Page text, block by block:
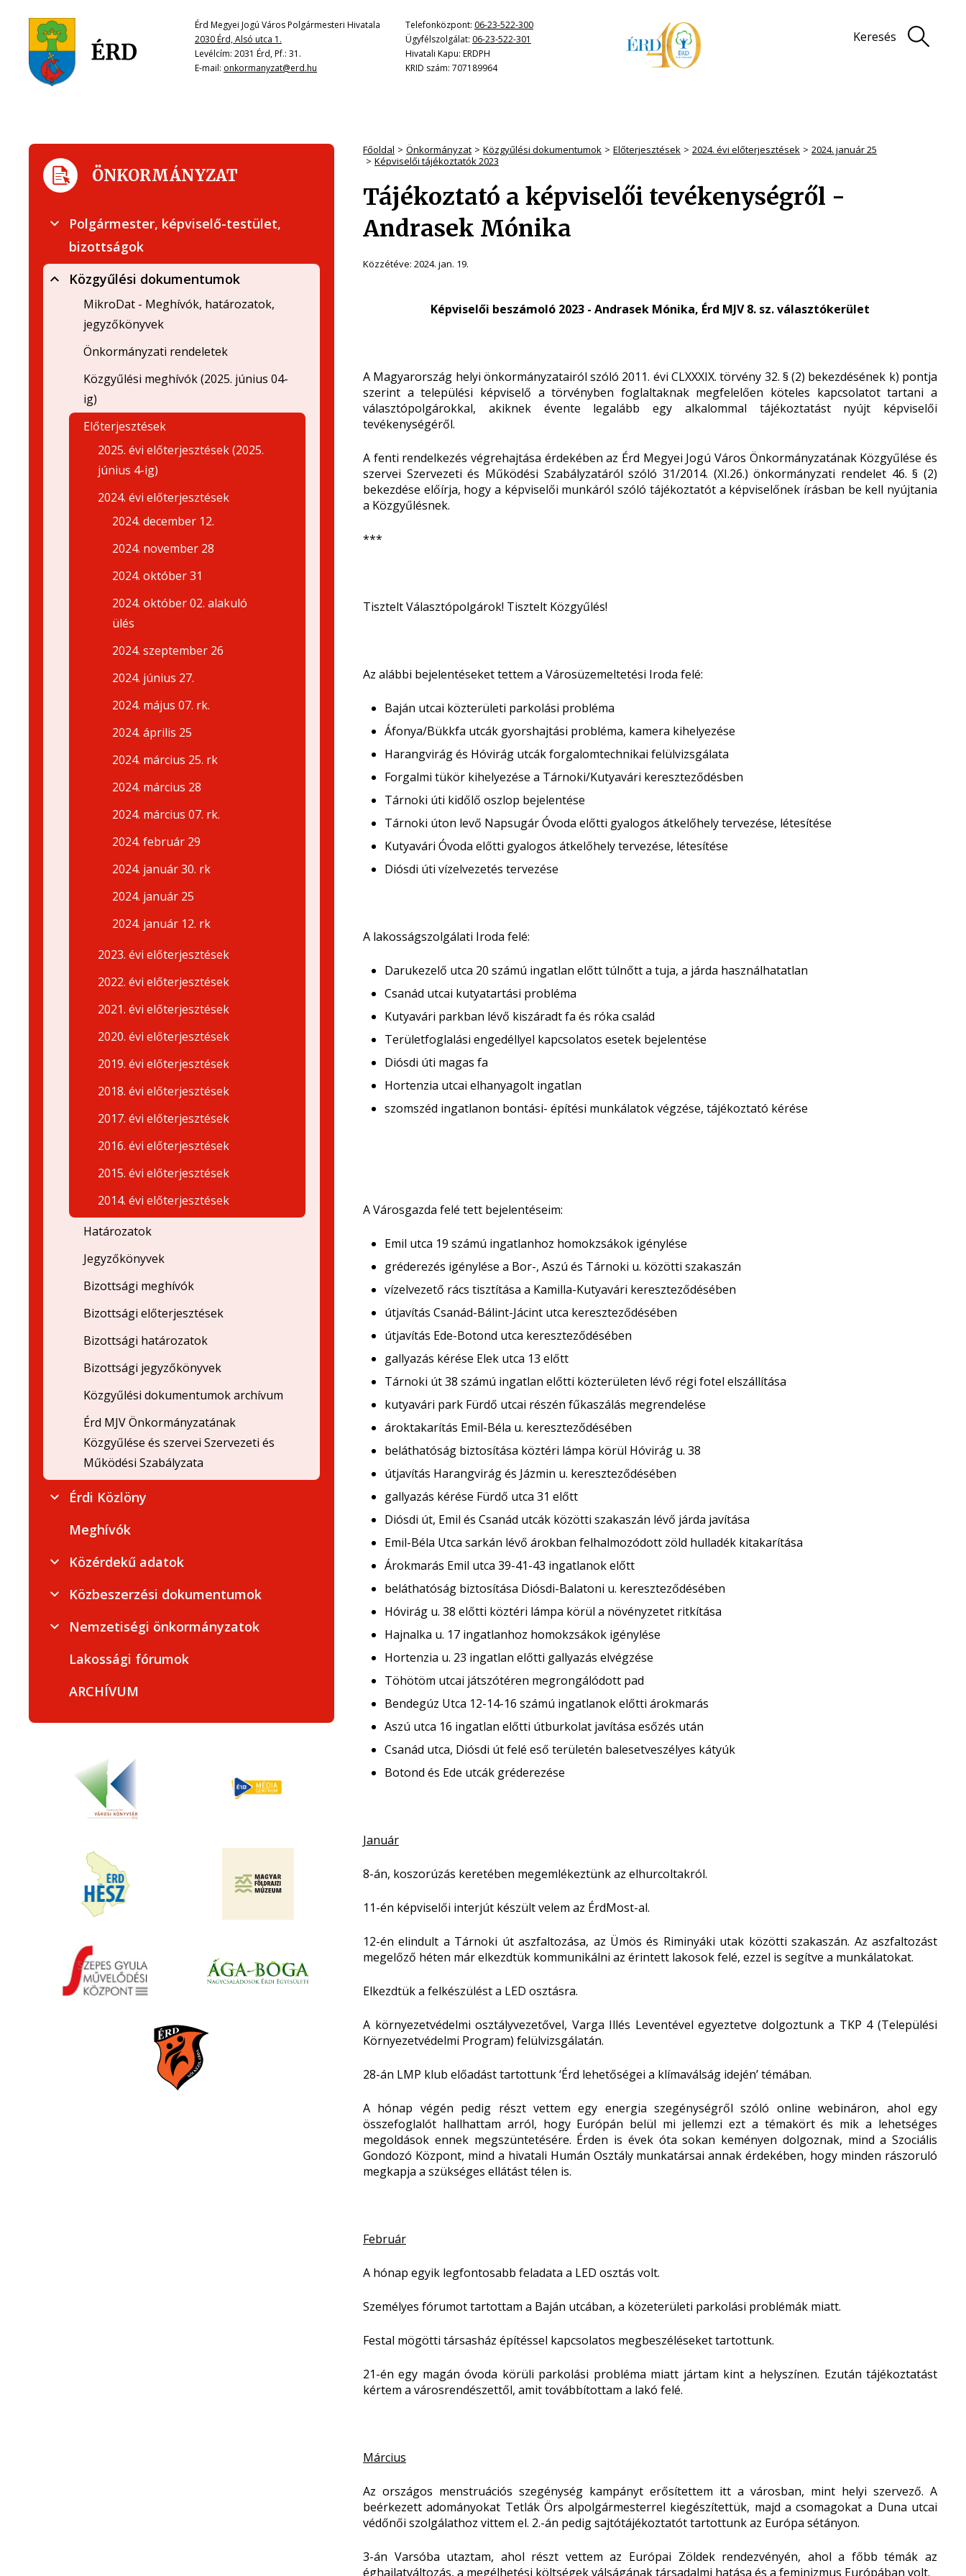
Érd Megyei Jogú Város Polgármesteri Hivatala
2030 Érd, Alsó utca 1.
Levélcím: 2031 Érd, Pf.: 31.
E-mail: onkormanyzat@erd.hu
Telefonközpont: 06-23-522-300
Ügyfélszolgálat: 06-23-522-301
Hivatali Kapu: ERDPH
KRID szám: 707189964
Keresés
Főoldal Önkormányzat Közgyűlési dokumentumok Előterjesztések 2024. évi előterjesztések
2024. január 25
Képviselői tájékoztatók 2023
Tájékoztató a képviselői tevékenységről -
Andrasek Mónika
Közzétéve: 2024. jan. 19.
Képviselői beszámoló 2023 - Andrasek Mónika, Érd MJV 8. sz. választókerület
A Magyarország helyi önkormányzatairól szóló 2011. évi CLXXXIX. törvény 32. § (2) bekezdésének k) pontja
szerint a települési képviselő a törvényben foglaltaknak megfelelően köteles kapcsolatot tartani a
választópolgárokkal, akiknek évente legalább egy alkalommal tájékoztatást nyújt képviselői
tevékenységéről.
A fenti rendelkezés végrehajtása érdekében az Érd Megyei Jogú Város Önkormányzatának Közgyűlése és
szervei Szervezeti és Működési Szabályzatáról szóló 31/2014. (XI.26.) önkormányzati rendelet 46. § (2)
bekezdése előírja, hogy a képviselői munkáról szóló tájékoztatót a képviselőnek írásban be kell nyújtania
a Közgyűlésnek.
***
Tisztelt Választópolgárok! Tisztelt Közgyűlés!
Az alábbi bejelentéseket tettem a Városüzemeltetési Iroda felé:
Baján utcai közterületi parkolási probléma
Áfonya/Bükkfa utcák gyorshajtási probléma, kamera kihelyezése
Harangvirág és Hóvirág utcák forgalomtechnikai felülvizsgálata
Forgalmi tükör kihelyezése a Tárnoki/Kutyavári kereszteződésben
Tárnoki úti kidőlő oszlop bejelentése
Tárnoki úton levő Napsugár Óvoda előtti gyalogos átkelőhely tervezése, létesítése
Kutyavári Óvoda előtti gyalogos átkelőhely tervezése, létesítése
Diósdi úti vízelvezetés tervezése
A lakosságszolgálati Iroda felé:
Darukezelő utca 20 számú ingatlan előtt túlnőtt a tuja, a járda használhatatlan
Csanád utcai kutyatartási probléma
Kutyavári parkban lévő kiszáradt fa és róka család
Területfoglalási engedéllyel kapcsolatos esetek bejelentése
Diósdi úti magas fa
Hortenzia utcai elhanyagolt ingatlan
szomszéd ingatlanon bontási- építési munkálatok végzése, tájékoztató kérése
A Városgazda felé tett bejelentéseim:
Emil utca 19 számú ingatlanhoz homokzsákok igénylése
gréderezés igénylése a Bor-, Aszú és Tárnoki u. közötti szakaszán
vízelvezető rács tisztítása a Kamilla-Kutyavári kereszteződésében
útjavítás Csanád-Bálint-Jácint utca kereszteződésében
útjavítás Ede-Botond utca kereszteződésében
gallyazás kérése Elek utca 13 előtt
Tárnoki út 38 számú ingatlan előtti közterületen lévő régi fotel elszállítása
kutyavári park Fürdő utcai részén fűkaszálás megrendelése
ároktakarítás Emil-Béla u. kereszteződésében
beláthatóság biztosítása köztéri lámpa körül Hóvirág u. 38
útjavítás Harangvirág és Jázmin u. kereszteződésében
gallyazás kérése Fürdő utca 31 előtt
Diósdi út, Emil és Csanád utcák közötti szakaszán lévő járda javítása
Emil-Béla Utca sarkán lévő árokban felhalmozódott zöld hulladék kitakarítása
Árokmarás Emil utca 39-41-43 ingatlanok előtt
beláthatóság biztosítása Diósdi-Balatoni u. kereszteződésében
Hóvirág u. 38 előtti köztéri lámpa körül a növényzetet ritkítása
Hajnalka u. 17 ingatlanhoz homokzsákok igénylése
Hortenzia u. 23 ingatlan előtti gallyazás elvégzése
Töhötöm utcai játszótéren megrongálódott pad
Bendegúz Utca 12-14-16 számú ingatlanok előtti árokmarás
Aszú utca 16 ingatlan előtti útburkolat javítása esőzés után
Csanád utca, Diósdi út felé eső területén balesetveszélyes kátyúk
Botond és Ede utcák gréderezése
Január
8-án, koszorúzás keretében megemlékeztünk az elhurcoltakról.
11-én képviselői interjút készült velem az ÉrdMost-al.
12-én elindult a Tárnoki út aszfaltozása, az Ümös és Riminyáki utak közötti szakaszán. Az aszfaltozást
megelőző héten már elkezdtük kommunikálni az érintett lakosok felé, ezzel is segítve a munkálatokat.
Elkezdtük a felkészülést a LED osztásra.
A környezetvédelmi osztályvezetővel, Varga Illés Leventével egyeztetve dolgoztunk a TKP 4 (Települési
Környezetvédelmi Program) felülvizsgálatán.
28-án LMP klub előadást tartottunk ‘Érd lehetőségei a klímaválság idején’ témában.
A hónap végén pedig részt vettem egy energia szegénységről szóló online webináron, ahol egy
összefoglalót hallhattam arról, hogy Európán belül mi jellemzi ezt a témakört és mik a lehetséges
megoldások ennek megszüntetésére. Érden is évek óta sokan keményen dolgoznak, mind a Szociális
Gondozó Központ, mind a hivatali Humán Osztály munkatársai annak érdekében, hogy minden rászoruló
megkapja a szükséges ellátást télen is.
Február
A hónap egyik legfontosabb feladata a LED osztás volt.
Személyes fórumot tartottam a Baján utcában, a közeterületi parkolási problémák miatt.
Festal mögötti társasház építéssel kapcsolatos megbeszéléseket tartottunk.
21-én egy magán óvoda körüli parkolási probléma miatt jártam kint a helyszínen. Ezután tájékoztatást
kértem a városrendészettől, amit továbbítottam a lakó felé.
Március
Az országos menstruációs szegénység kampányt erősítettem itt a városban, mint helyi szervező. A
beérkezett adományokat Tetlák Örs alpolgármesterrel kiegészítettük, majd a csomagokat a Duna utcai
védőnői szolgálathoz vittem el. 2.-án pedig sajtótájékoztatót tartottunk az Európa sétányon.
3-án Varsóba utaztam, ahol részt vettem az Európai Zöldek rendezvényén, ahol a főbb témák az
éghajlatváltozás, a megélhetési költségek válságának társadalmi hatása és a feminizmus Európában volt.
ÖNKORMÁNYZAT
Polgármester, képviselő-testület,
bizottságok
Közgyűlési dokumentumok
MikroDat - Meghívók, határozatok,
jegyzőkönyvek
Önkormányzati rendeletek
Közgyűlési meghívók (2025. június 04-
ig)
Előterjesztések
2025. évi előterjesztések (2025.
június 4-ig)
2024. évi előterjesztések
2024. december 12.
2024. november 28
2024. október 31
2024. október 02. alakuló
ülés
2024. szeptember 26
2024. június 27.
2024. május 07. rk.
2024. április 25
2024. március 25. rk
2024. március 28
2024. március 07. rk.
2024. február 29
2024. január 30. rk
2024. január 25
2024. január 12. rk
2023. évi előterjesztések
2022. évi előterjesztések
2021. évi előterjesztések
2020. évi előterjesztések
2019. évi előterjesztések
2018. évi előterjesztések
2017. évi előterjesztések
2016. évi előterjesztések
2015. évi előterjesztések
2014. évi előterjesztések
Határozatok
Jegyzőkönyvek
Bizottsági meghívók
Bizottsági előterjesztések
Bizottsági határozatok
Bizottsági jegyzőkönyvek
Közgyűlési dokumentumok archívum
Érd MJV Önkormányzatának
Közgyűlése és szervei Szervezeti és
Működési Szabályzata
Érdi Közlöny
Meghívók
Közérdekű adatok
Közbeszerzési dokumentumok
Nemzetiségi önkormányzatok
Lakossági fórumok
ARCHÍVUM